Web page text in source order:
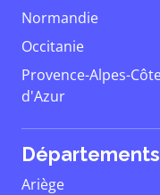
Normandie
Occitanie
Provence-Alpes-Côte
d'Azur
Départements
Ariège